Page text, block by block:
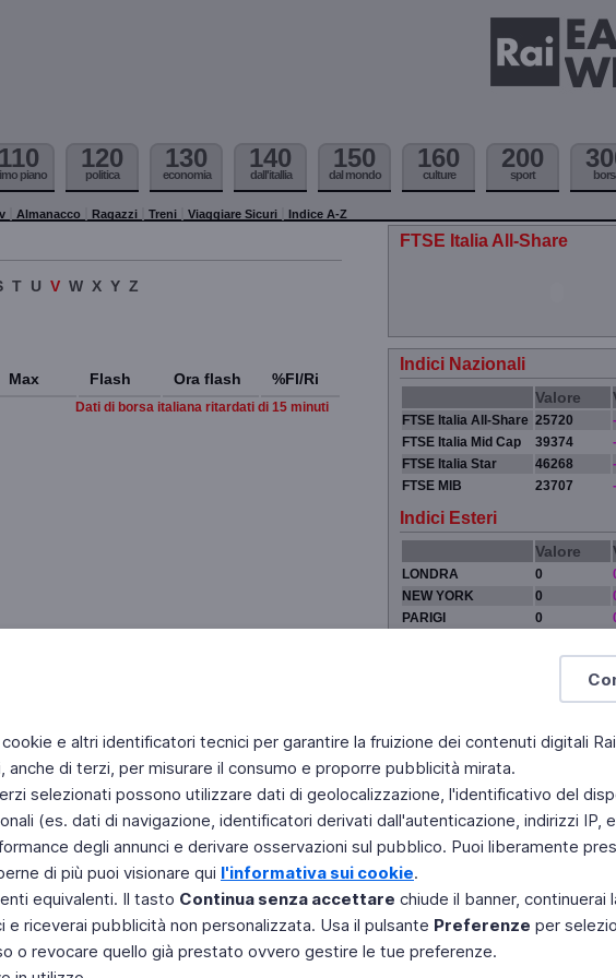
e altri identificatori tecnici per garantire la fruizione dei contenuti digitali
di terzi, per misurare il consumo e proporre pubblicità mirata.
selezionati possono utilizzare dati di geolocalizzazione, l'identificativo del
(es. dati di navigazione, identificatori derivati dall'autenticazione, indirizzi IP,
degli annunci e derivare osservazioni sul pubblico. Puoi liberamente
di più puoi visionare qui l'informativa sui cookie.
equivalenti. Il tasto Continua senza accettare chiude il banner, continuerai
riceverai pubblicità non personalizzata. Usa il pulsante Preferenze per
o revocare quello già prestato ovvero gestire le tue preferenze.
110
piano
120
politica
130
economia
140
dall'itallia
150
dal mondo
160
culture
200
sport
Almanacco Ragazzi Treni Viaggiare Sicuri Indice A-Z
T U V W X Y Z
Max Flash Ora flash %Fl/Ri
Dati di borsa italiana ritardati di 15 minuti
FTSE Italia All-Share
Indici Nazionali
Valore
FTSE Italia All-Share 25720
FTSE Italia Mid Cap
39374
FTSE Italia Star
46268
FTSE MIB
23707
Indici Esteri
Valore
LONDRA 0
NEW YORK
0
PARIGI
0
Televideo la tua Home Page Chi Siamo
Copyright © 2011 Rai - Tutti i diritti riservati
Engineered by RAI - Reti e Piattaforme